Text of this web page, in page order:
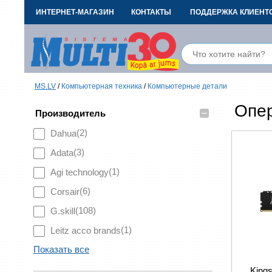
ИНТЕРНЕТ-МАГАЗИН КОНТАКТЫ ПОДДЕРЖКА
MS.LV / Компьютерная техника / Компьютерные детали
Производитель
–
Dahua(2)
Adata(3)
Agi technology(1)
Corsair(6)
G.skill(108)
Leitz acco brands(1)
Показать все